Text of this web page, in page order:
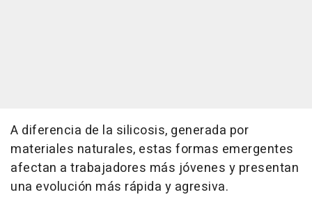
A diferencia de la silicosis, generada por
materiales naturales, estas formas emergentes
afectan a trabajadores más jóvenes y presentan
una evolución más rápida y agresiva.